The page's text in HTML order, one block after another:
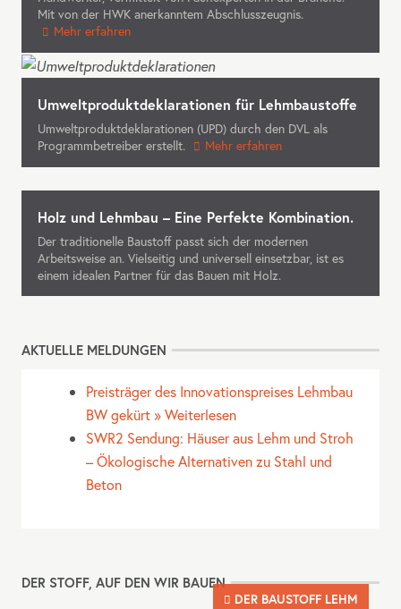
Mit von der HWK anerkanntem Abschlusszeugnis.
Mehr erfahren
Umweltproduktdeklarationen für Lehmbaustoffe
Umweltproduktdeklarationen (UPD) durch den DVL als
Programmbetreiber erstellt.
Mehr erfahren
Holz und Lehmbau – Eine Perfekte Kombination.
Der traditionelle Baustoff passt sich der modernen
Arbeitsweise an. Vielseitig und universell einsetzbar, ist es
einem idealen Partner für das Bauen mit Holz.
AKTUELLE MELDUNGEN
Preisträger des Innovationspreises Lehmbau
BW gekürt » Weiterlesen
SWR2 Sendung: Häuser aus Lehm und Stroh
– Ökologische Alternativen zu Stahl und
Beton
DER STOFF, AUF DEN WIR BAUEN
DER BAUSTOFF LEHM